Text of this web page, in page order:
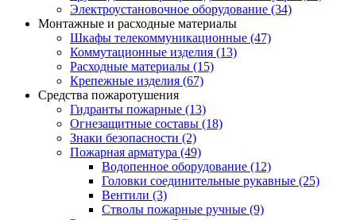
Электроустановочное оборудование (34)
Монтажные и расходные материалы
Шкафы телекоммуникационные (47)
Коммутационные изделия (13)
Расходные материалы (15)
Крепежные изделия (67)
Средства пожаротушения
Гидранты пожарные (13)
Огнезащитные составы (18)
Знаки безопасности (2)
Пожарная арматура (49)
Водопенное оборудование (12)
Головки соединительные рукавные (25)
Вентили (3)
Стволы пожарные ручные (9)